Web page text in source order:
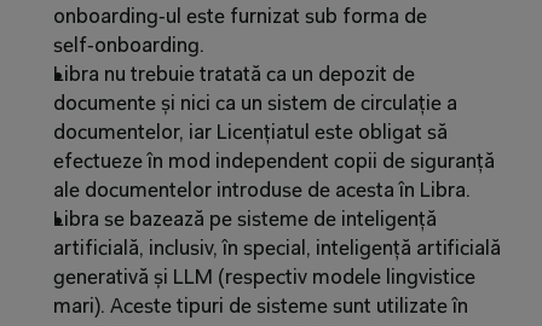
onboarding‑ul este furnizat sub forma de
self‑onboarding.
Libra nu trebuie tratată ca un depozit de
documente și nici ca un sistem de circulație a
documentelor, iar Licențiatul este obligat să
efectueze în mod independent copii de siguranță
ale documentelor introduse de acesta în Libra.
Libra se bazează pe sisteme de inteligență
artificială, inclusiv, în special, inteligență artificială
generativă și LLM (respectiv modele lingvistice
mari). Aceste tipuri de sisteme sunt utilizate în